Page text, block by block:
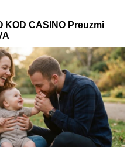
pre nego što stigne na
niko ne planira